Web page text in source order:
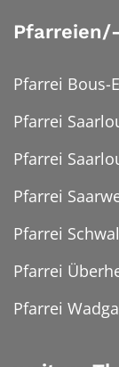
Pfarrei Bous-
Pfarrei
Pfarrei
Pfarrei
Pfarrei
Pfarrei
Pfarrei